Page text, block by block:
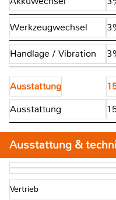
Werkzeugwechsel
Handlage / Vibration
Ausstattung
Ausstattung
Ausstattung &
Vertrieb